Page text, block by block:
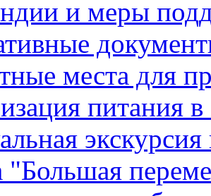
и меры
места для
питания в
"Большая